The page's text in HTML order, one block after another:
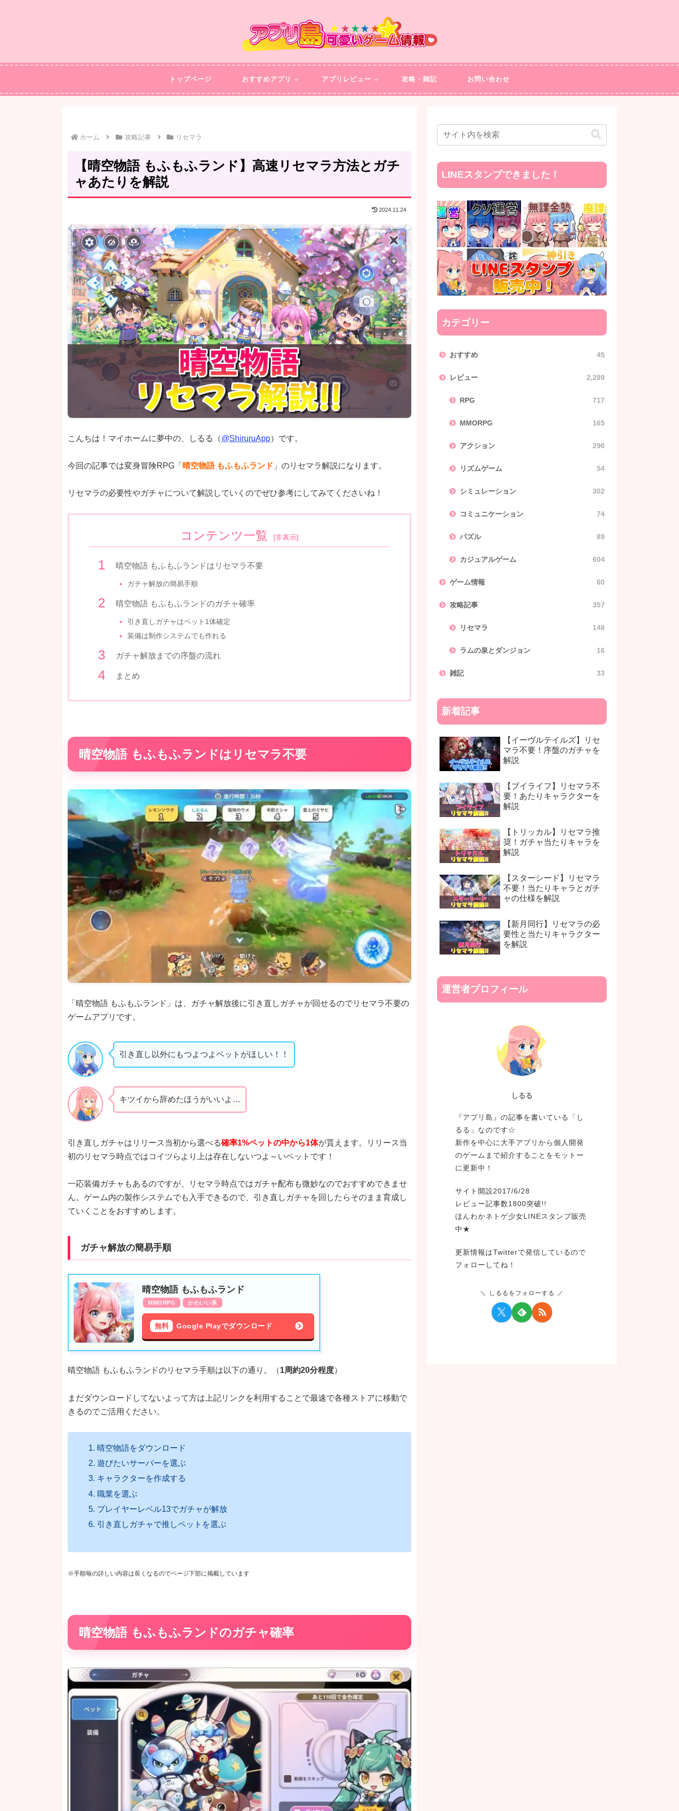
トップページ おすすめアプリ アプリレビュー 攻略・雑記 お問い合わせ
ホーム 攻略記事 リセマラ
【晴空物語 もふもふランド】高速リセマラ方法とガチ
ャあたりを解説
2024.11.24
こんちは！マイホームに夢中の、しるる（@ShiruruApp）です。
今回の記事では変身冒険RPG「 晴空物語 もふもふランド 」のリセマラ解説になります。
リセマラの必要性やガチャについて解説していくのでぜひ参考にしてみてくださいね！
コンテンツ一覧 [非表示]
晴空物語 もふもふランドはリセマラ不要
ガチャ解放の簡易手順
晴空物語 もふもふランドのガチャ確率
引き直しガチャはペット1体確定
装備は制作システムでも作れる
ガチャ解放までの序盤の流れ
まとめ
晴空物語 もふもふランドはリセマラ不要
「晴空物語 もふもふランド」は、ガチャ解放後に引き直しガチャが回せるのでリセマラ不要の
ゲームアプリです。
引き直し以外にもつよつよペットがほしい！！
キツイから辞めたほうがいいよ…
引き直しガチャはリリース当初から選べる確率1%ペットの中から1体が貰えます。リリース当
初のリセマラ時点ではコイツらより上は存在しないつよ～いペットです！
一応装備ガチャもあるのですが、リセマラ時点ではガチャ配布も微妙なのでおすすめできませ
ん。ゲーム内の製作システムでも入手できるので、引き直しガチャを回したらそのまま育成し
ていくことをおすすめします。
ガチャ解放の簡易手順
晴空物語 もふもふランド
MMORPG かわいい系
無料 Google Playでダウンロード
晴空物語 もふもふランドのリセマラ手順は以下の通り。（1周約20分程度）
まだダウンロードしてないよって方は上記リンクを利用することで最速で各種ストアに移動で
きるのでご活用ください。
晴空物語をダウンロード
遊びたいサーバーを選ぶ
キャラクターを作成する
職業を選ぶ
プレイヤーレベル13でガチャが解放
引き直しガチャで推しペットを選ぶ
※手順毎の詳しい内容は長くなるのでページ下部に掲載しています
晴空物語 もふもふランドのガチャ確率
LINEスタンプできました！
カテゴリー
おすすめ 45
レビュー 2,289
RPG 717
MMORPG 165
アクション 296
リズムゲーム 54
シミュレーション 302
コミュニケーション 74
パズル 89
カジュアルゲーム 604
ゲーム情報 60
攻略記事 357
リセマラ 148
ラムの泉とダンジョン 16
雑記 33
新着記事
【イーヴルテイルズ】リセ
マラ不要！序盤のガチャを
解説
【ブイライフ】リセマラ不
要！あたりキャラクターを
解説
【トリッカル】リセマラ推
奨！ガチャ当たりキャラを
解説
【スターシード】リセマラ
不要！当たりキャラとガチ
ャの仕様を解説
【新月同行】リセマラの必
要性と当たりキャラクター
を解説
運営者プロフィール
しるる
『アプリ島』の記事を書いている「し
るる」なのです☆
新作を中心に大手アプリから個人開発
のゲームまで紹介することをモットー
に更新中！
サイト開設2017/6/28
レビュー記事数1800突破!!
ほんわかネトゲ少女LINEスタンプ販売
中★
更新情報はTwitterで発信しているので
フォローしてね！
しるるをフォローする